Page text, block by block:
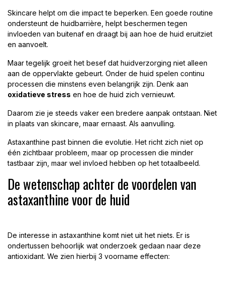
Skincare helpt om die impact te beperken. Een goede routine
ondersteunt de huidbarrière, helpt beschermen tegen
invloeden van buitenaf en draagt bij aan hoe de huid eruitziet
en aanvoelt.
Maar tegelijk groeit het besef dat huidverzorging niet alleen
aan de oppervlakte gebeurt. Onder de huid spelen continu
processen die minstens even belangrijk zijn. Denk aan
oxidatieve stress en hoe de huid zich vernieuwt.
Daarom zie je steeds vaker een bredere aanpak ontstaan. Niet
in plaats van skincare, maar ernaast. Als aanvulling.
Astaxanthine past binnen die evolutie. Het richt zich niet op
één zichtbaar probleem, maar op processen die minder
tastbaar zijn, maar wel invloed hebben op het totaalbeeld.
De wetenschap achter de voordelen van
astaxanthine voor de huid
De interesse in astaxanthine komt niet uit het niets. Er is
ondertussen behoorlijk wat onderzoek gedaan naar deze
antioxidant. We zien hierbij 3 voorname effecten: